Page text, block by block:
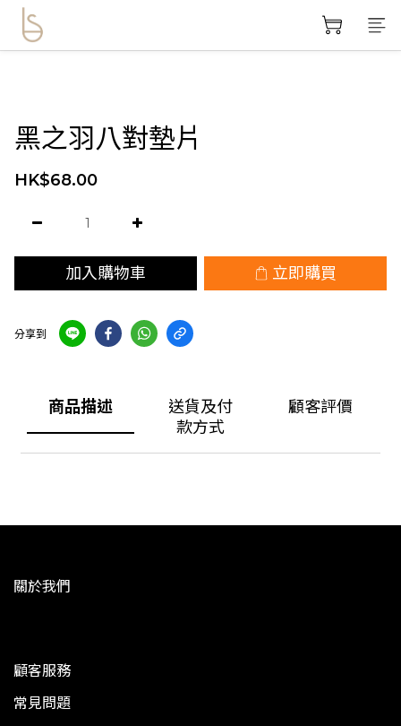
黑之羽八對墊片
HK$68.00
加入購物車 立即購買
分享到
商品描述
送貨及付
款方式
顧客評價
關於我們
顧客服務
常見問題